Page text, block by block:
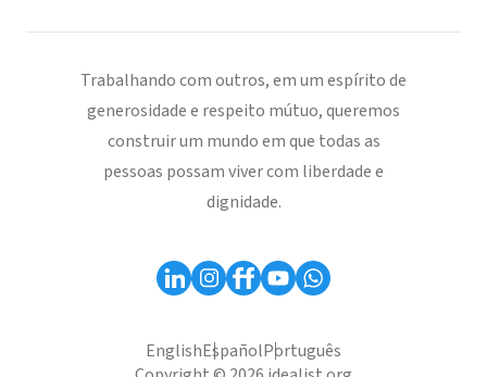
Trabalhando com outros, em um espírito de
generosidade e respeito mútuo, queremos
construir um mundo em que todas as
pessoas possam viver com liberdade e
dignidade.
EnglishEspañolPortuguês